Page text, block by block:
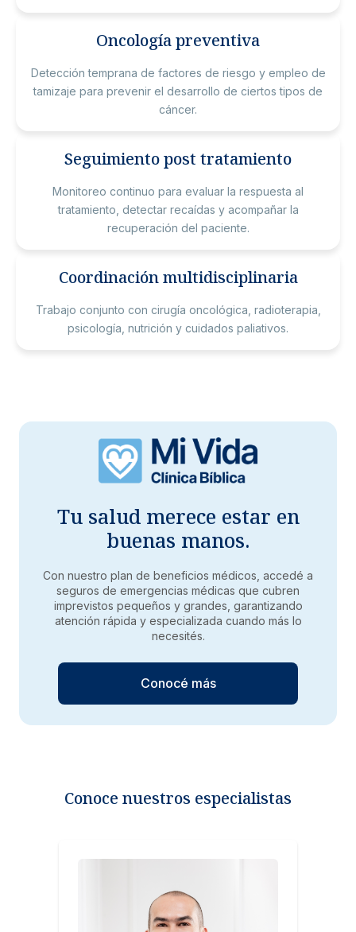
Oncología preventiva
Detección temprana de factores de riesgo y empleo de
tamizaje para prevenir el desarrollo de ciertos tipos de
cáncer.
Seguimiento post tratamiento
Monitoreo continuo para evaluar la respuesta al
tratamiento, detectar recaídas y acompañar la
recuperación del paciente.
Coordinación multidisciplinaria
Trabajo conjunto con cirugía oncológica, radioterapia,
psicología, nutrición y cuidados paliativos.
Tu salud merece estar en
buenas manos.
Con nuestro plan de beneficios médicos, accedé a
seguros de emergencias médicas que cubren
imprevistos pequeños y grandes, garantizando
atención rápida y especializada cuando más lo
necesités.
Conocé más
Conoce nuestros especialistas